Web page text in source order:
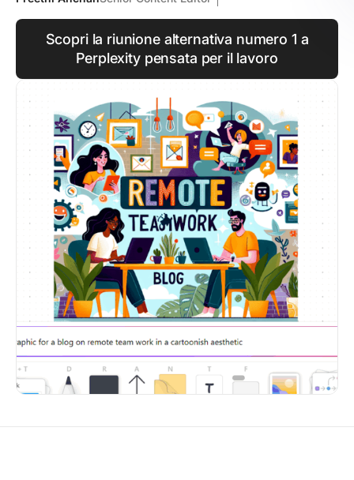
Scopri la riunione alternativa numero 1 a
Perplexity pensata per il lavoro